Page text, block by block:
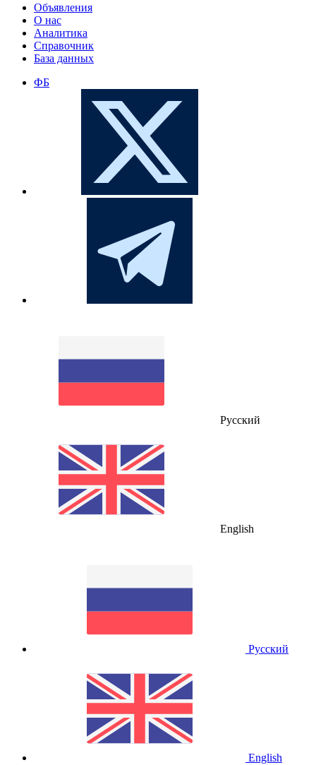
Объявления
О нас
Аналитика
Справочник
База данных
ФБ
Русский
English
Русский
English